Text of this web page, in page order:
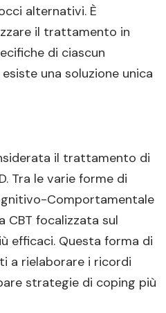
alternativi. È
il trattamento in
di ciascun
una soluzione unica
il trattamento di
Tra le varie forme di
Comportamentale
CBT focalizzata sul
efficaci. Questa forma di
a rielaborare i ricordi
strategie di coping più